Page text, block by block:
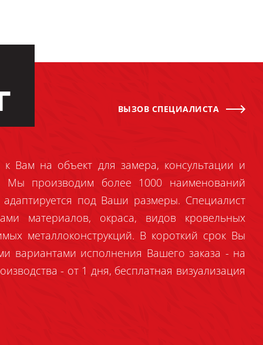
ВЫЗОВ СПЕЦИАЛИСТА
Вам на объект для замера, консультации и
Мы производим более 1000 наименований
под Ваши размеры. Специалист
материалов, окраса, видов кровельных
металлоконструкций. В короткий срок Вы
вариантами исполнения Вашего заказа - на
- от 1 дня, бесплатная визуализация